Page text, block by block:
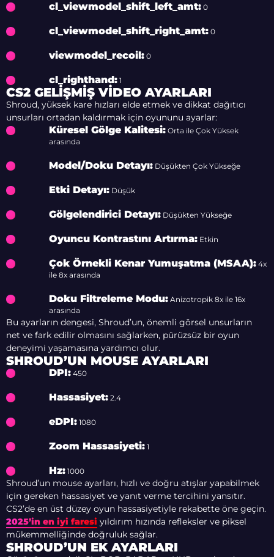
cl_viewmodel_shift_left_amt: 0
cl_viewmodel_shift_right_amt: 0
viewmodel_recoil: 0
cl_righthand: 1
CS2 GELIŞMIŞ VIDEO AYARLARI
Shroud, yüksek kare hızları elde etmek ve dikkat dağıtıcı
unsurları ortadan kaldırmak için oyununu ayarlar:
Küresel Gölge Kalitesi: Orta ile Çok Yüksek
arasında
Model/Doku Detayı: Düşükten Çok Yükseğe
Etki Detayı: Düşük
Gölgelendirici Detayı: Düşükten Yükseğe
Oyuncu Kontrastını Artırma: Etkin
Çok Örnekli Kenar Yumuşatma (MSAA): 4x
ile 8x arasında
Doku Filtreleme Modu: Anizotropik 8x ile 16x
arasında
Bu ayarların dengesi, Shroud’un, önemli görsel unsurların
net ve fark edilir olmasını sağlarken, pürüzsüz bir oyun
deneyimi yaşamasına yardımcı olur.
SHROUD’UN MOUSE AYARLARI
DPI: 450
Hassasiyet: 2.4
eDPI: 1080
Zoom Hassasiyeti: 1
Hz: 1000
Shroud’un mouse ayarları, hızlı ve doğru atışlar yapabilmek
için gereken hassasiyet ve yanıt verme tercihini yansıtır.
CS2’de en üst düzey oyun hassasiyetiyle rekabette öne geçin.
2025’in en iyi faresi yıldırım hızında refleksler ve piksel
mükemmelliğinde doğruluk sağlar.
SHROUD’UN EK AYARLARI